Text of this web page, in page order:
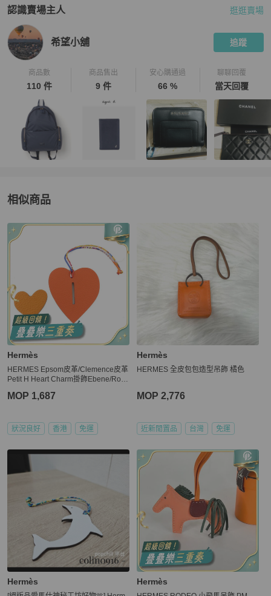
認識賣場主人
PopChill 拍拍圈嚴選賣家
逛逛賣場
希望小舖 追蹤
商品數
110 件
商品售出
9 件
安心購通過
66 %
聊聊回覆
當天回覆
相似商品
更多相似Hermès女士配件推薦精品
Hermès
HERMES Epsom皮革/Clemence皮革
Petit H Heart Charm掛飾Ebene/Rou
MOP 1,687
狀況良好 香港 免運
Hermès
HERMES 全皮包包造型吊飾 橘色
MOP 2,776
近新閒置品 台灣 免運
Hermès Hermès